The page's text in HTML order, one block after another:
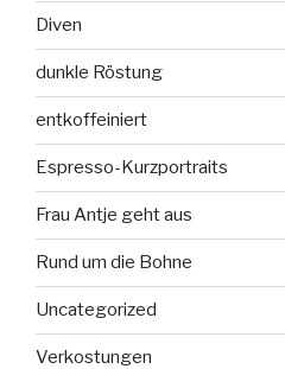
Diven
dunkle Röstung
entkoffeiniert
Espresso-Kurzportraits
Frau Antje geht aus
Rund um die Bohne
Uncategorized
Verkostungen